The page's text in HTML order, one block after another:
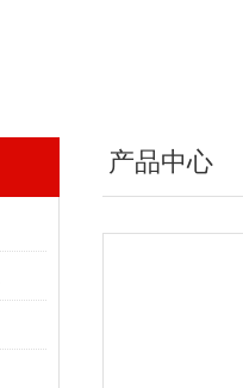
产品中心